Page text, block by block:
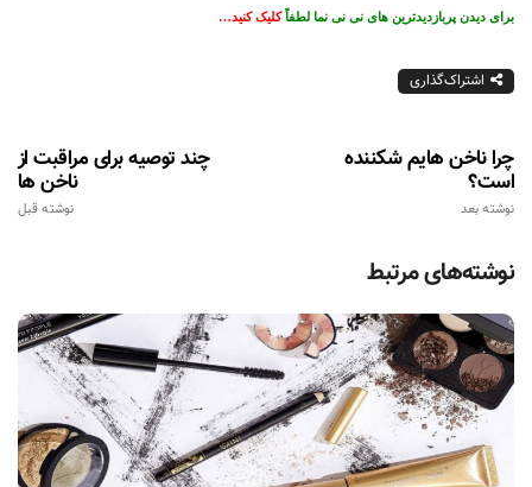
برای دیدن پربازدیدترین های نی نی نما لطفاً کلیک کنید…
اشتراک‌گذاری
چند توصیه برای مراقبت از
ناخن ها
نوشته قبل
چرا ناخن هایم شکننده
است؟
نوشته بعد
نوشته‌های مرتبط